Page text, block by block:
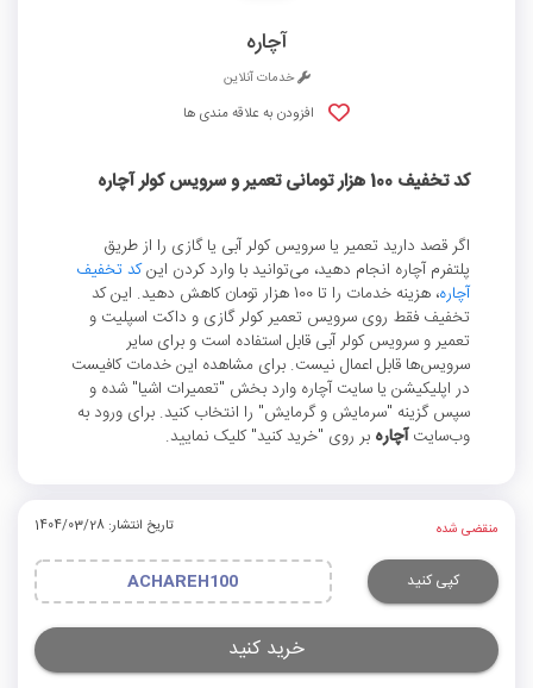
آچاره
خدمات آنلاین
افزودن به علاقه مندی ها
کد تخفیف 100 هزار تومانی تعمیر و سرویس کولر آچاره
اگر قصد دارید تعمیر یا سرویس کولر آبی یا گازی را از طریق
پلتفرم آچاره انجام دهید، می‌توانید با وارد کردن اینکد تخفیف
آچاره
، هزینه خدمات را تا 100 هزار تومان کاهش دهید. این کد
تخفیف فقط روی سرویس تعمیر کولر گازی و داکت اسپلیت و
تعمیر و سرویس کولر آبی قابل استفاده است و برای سایر
سرویس‌ها قابل اعمال نیست. برای مشاهده این خدمات کافیست
در اپلیکیشن یا سایت آچاره وارد بخش "تعمیرات اشیا" شده و
سپس گزینه "سرمایش و گرمایش" را انتخاب کنید. برای ورود به
وب‌سایتآچاره بر روی "خرید کنید" کلیک نمایید.
منقضی شده تاریخ انتشار: 1404/03/28
کپی کنید ACHAREH100
خرید کنید